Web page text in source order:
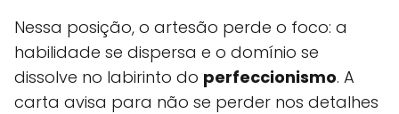
Nessa posição, o artesão perde o foco: a
habilidade se dispersa e o domínio se
dissolve no labirinto do perfeccionismo. A
carta avisa para não se perder nos detalhes